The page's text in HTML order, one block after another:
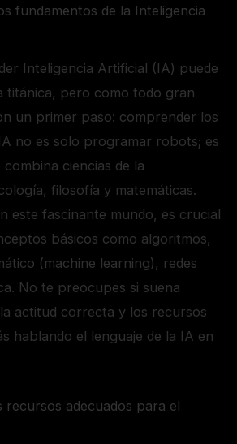
fundamentos de la Inteligencia
Inteligencia Artificial (IA) puede
titánica, pero como todo gran
un primer paso: comprender los
no es solo programar robots; es
ciencias de la
filosofía y matemáticas.
este fascinante mundo, es crucial
básicos como algoritmos,
(machine learning), redes
No te preocupes si suena
actitud correcta y los recursos
hablando el lenguaje de la IA en
recursos adecuados para el